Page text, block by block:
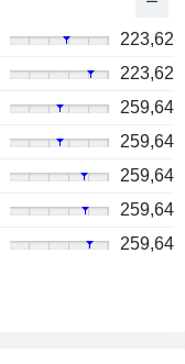
223,62
223,62
259,64
259,64
259,64
259,64
259,64